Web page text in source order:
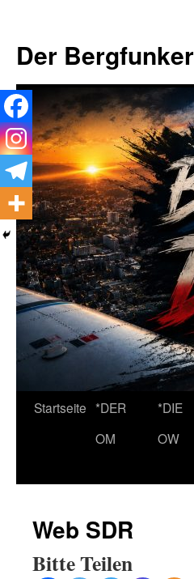
springen
Der Bergfunker
Startseite *DER
OM
*DIE
OW
Web SDR
Bitte Teilen